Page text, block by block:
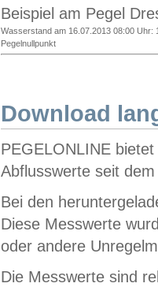
Beispiel am Pegel
Wasserstand am 16.07.2013 08:00 Uhr:
Pegelnullpunkt
Download
PEGELONLINE
Abflusswerte seit
Bei den
Diese Messwerte
oder andere
Die Messwerte sind